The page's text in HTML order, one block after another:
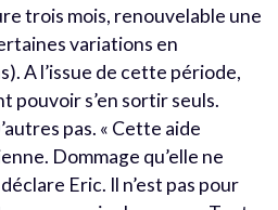
trois mois, renouvelable une
variations en
A l’issue de cette période,
pouvoir s’en sortir seuls.
pas. « Cette aide
Dommage qu’elle ne
Eric. Il n’est pas pour